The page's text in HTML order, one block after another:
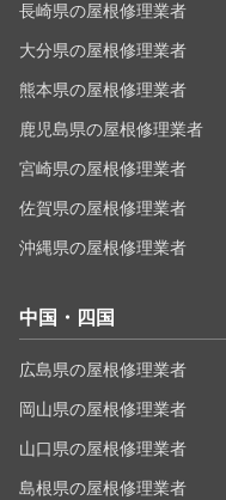
長崎県の屋根修理業者
大分県の屋根修理業者
熊本県の屋根修理業者
鹿児島県の屋根修理業者
宮崎県の屋根修理業者
佐賀県の屋根修理業者
沖縄県の屋根修理業者
中国・四国
広島県の屋根修理業者
岡山県の屋根修理業者
山口県の屋根修理業者
島根県の屋根修理業者